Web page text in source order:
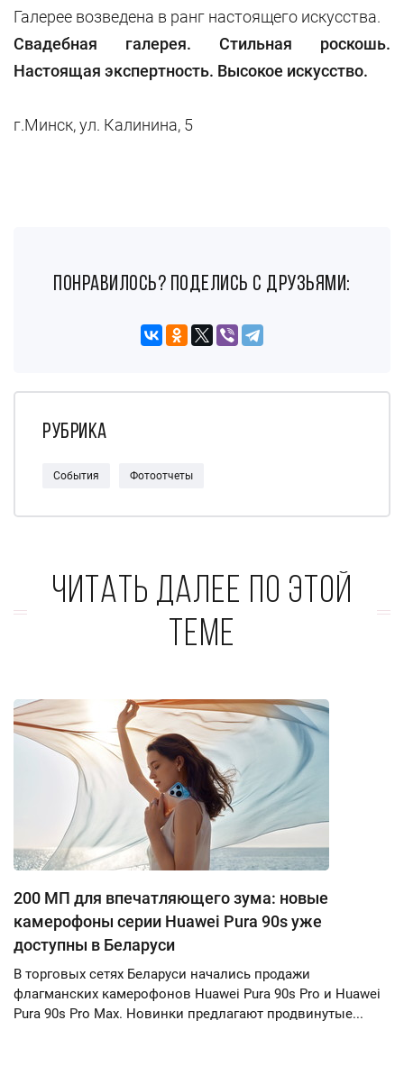
Галерее возведена в ранг настоящего искусства.
Свадебная галерея. Стильная роскошь.
Настоящая экспертность. Высокое искусство.
г.Минск, ул. Калинина, 5
понравилось? поделись с друзьями:
Рубрика
События Фотоотчеты
Читать далее по этой
теме
200 МП для впечатляющего зума: новые
камерофоны серии Huawei Pura 90s уже
доступны в Беларуси
В торговых сетях Беларуси начались продажи
флагманских камерофонов Huawei Pura 90s Pro и Huawei
Pura 90s Pro Max. Новинки предлагают продвинутые...